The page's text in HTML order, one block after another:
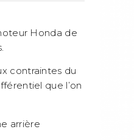
Honda de
contraintes du
que l’on
arrière